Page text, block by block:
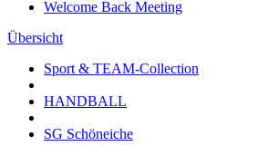
Welcome Back Meeting
Übersicht
Sport & TEAM-Collection
HANDBALL
SG Schöneiche